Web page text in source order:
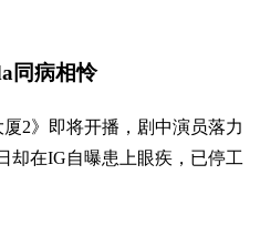
同病相怜
2》即将开播，剧中演员落力
却在IG自曝患上眼疾，已停工